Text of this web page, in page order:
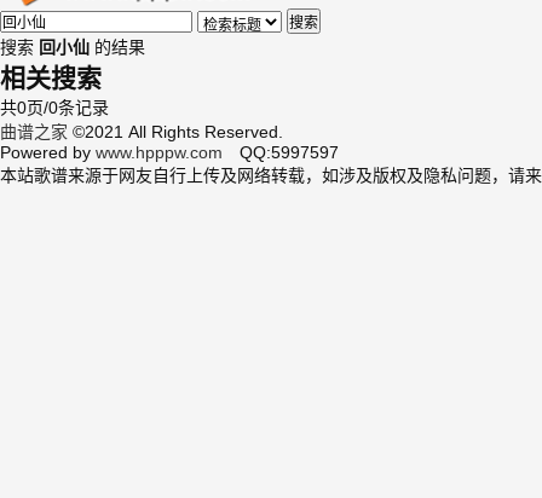
搜索
搜索 回小仙 的结果
相关搜索
共0页/0条记录
曲谱之家 ©2021 All Rights Reserved.
Powered by www.hpppw.com QQ:5997597
本站歌谱来源于网友自行上传及网络转载，如涉及版权及隐私问题，请